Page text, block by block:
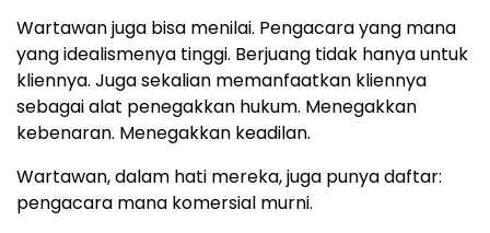
Wartawan juga bisa menilai. Pengacara yang mana
yang idealismenya tinggi. Berjuang tidak hanya untuk
kliennya. Juga sekalian memanfaatkan kliennya
sebagai alat penegakkan hukum. Menegakkan
kebenaran. Menegakkan keadilan.
Wartawan, dalam hati mereka, juga punya daftar:
pengacara mana komersial murni.